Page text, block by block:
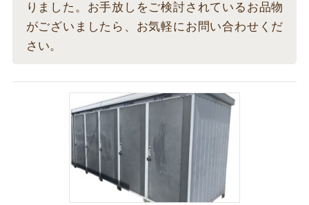
りました。お手放しをご検討されているお品物
がございましたら、お気軽にお問い合わせくだ
さい。